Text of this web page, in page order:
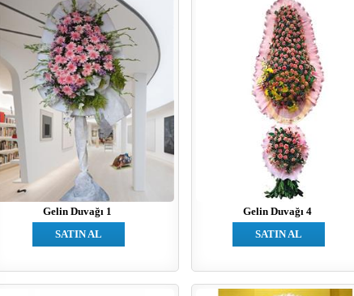
Gelin Duvağı 1
SATIN AL
Gelin Duvağı 4
SATIN AL